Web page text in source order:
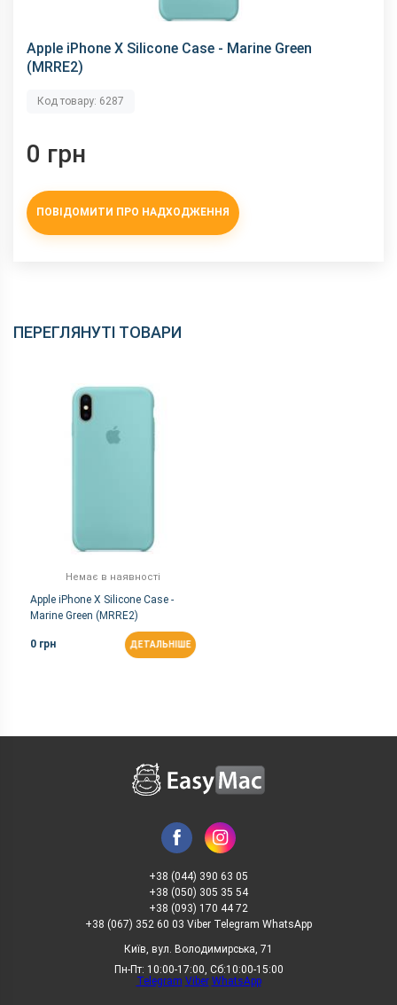
Apple iPhone X Silicone Case - Marine Green
(MRRE2)
Код товару: 6287
0 грн
ПОВІДОМИТИ ПРО НАДХОДЖЕННЯ
ПЕРЕГЛЯНУТІ ТОВАРИ
Немає в наявності
Apple iPhone X Silicone Case -
Marine Green (MRRE2)
0 грн ДЕТАЛЬНІШЕ
+38 (044) 390 63 05
+38 (050) 305 35 54
+38 (093) 170 44 72
+38 (067) 352 60 03 Viber Telegram WhatsApp
Київ, вул. Володимирська, 71
Пн-Пт: 10:00-17:00, Сб:10:00-15:00
Telegram Viber WhatsApp